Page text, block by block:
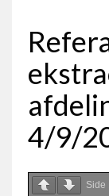
4/9/
Side